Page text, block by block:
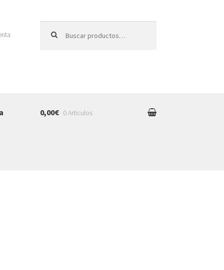
por:
0,00€ 0 Articulos